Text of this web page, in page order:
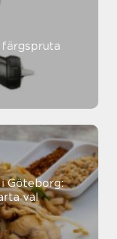
Göteborg:
val